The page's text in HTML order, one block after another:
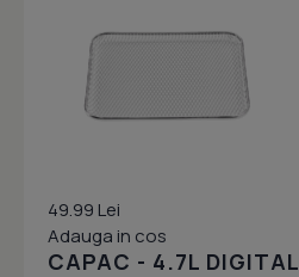
49.99 Lei
Adauga in cos
CAPAC - 4.7L DIGITAL